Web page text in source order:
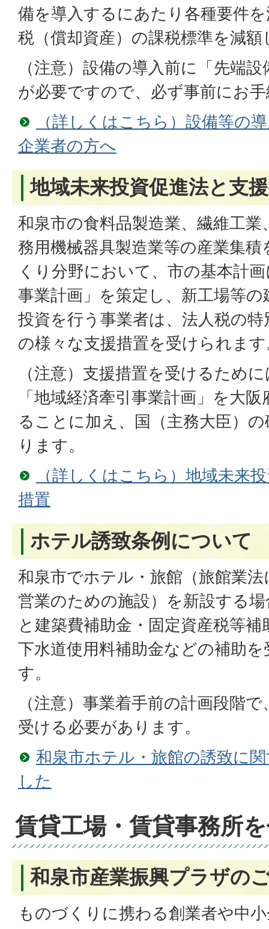
備を導入するにあたり各種要件
税（償却資産）の課税標準を減額
（注意）設備の導入前に「先端
が必要ですので、必ず事前にお
（詳しくはこちら）設備等の
企業者の方へ
地域未来投資促進法と支
和泉市の食料品製造業、繊維工業
務用機械器具製造業等の産業集
くり分野において、市の基本計
事業計画」を策定し、新工場等
投資を行う事業者は、法人税の
の様々な支援措置を受けられま
（注意）支援措置を受けるため
「地域経済牽引事業計画」を大
ることに加え、国（主務大臣）
ります。
（詳しくはこちら）地域未来
措置
ホテル誘致条例について
和泉市でホテル・旅館（旅館業
営業のための施設）を新設する
と建築費補助金・固定資産税等
下水道使用料補助金などの補助
す。
（注意）事業着手前の計画段階
受ける必要があります。
和泉市ホテル・旅館の誘致に
した
賃貸工場・賃貸事務所
和泉市産業振興プラザの
ものづくりに携わる創業者や中